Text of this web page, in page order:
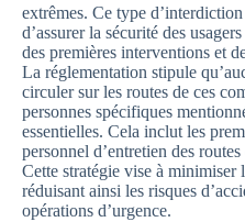
extrêmes. Ce type
d’assurer la sécurité des
des premières interventions et
La réglementation stipule
circuler sur les routes de ces
personnes spécifiques
essentielles. Cela inclut les
personnel d’entretien des
Cette stratégie vise à minimiser
réduisant ainsi les risques
opérations d’urgence.